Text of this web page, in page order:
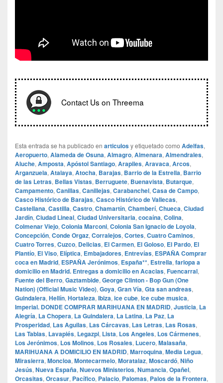
Contact Us on Threema
Esta entrada se ha publicado en articulosy etiquetado como Adelfas,
Aeropuerto, Alameda de Osuna, Almagro, Almenara, Almendrales,
Aluche, Amposta, Apóstol Santiago, Arapiles, Aravaca, Arcos,
Arganzuela, Atalaya, Atocha, Barajas, Barrio de la Estrella, Barrio
de las Letras, Bellas Vistas, Berruguete, Buenavista, Butarque,
Campamento, Canillas, Canillejas, Carabanchel, Casa de Campo,
Casco Histórico de Barajas, Casco Histórico de Vallecas,
Castellana, Castilla, Castro, Chamartín, Chamberí, Chueca, Ciudad
Jardín, Ciudad Lineal, Ciudad Universitaria, cocaína, Colina,
Colmenar Viejo, Colonia Marconi, Colonia San Ignacio de Loyola,
Concepción, Conde Orgaz, Corralejos, Cortes, Cuatro Caminos,
Cuatro Torres, Cuzco, Delicias, El Carmen, El Goloso, El Pardo, El
Plantío, El Viso, Elíptica, Embajadores, Entrevías, ESPAÑA Comprar
coca en Madrid, ESPAÑA Jerónimos, España**, Estrella, farlopa a
domicilio en Madrid. Entregas a domicilio en Acacias, Fuencarral,
Fuente del Berro, Gaztambide, George Clinton - Bop Gun (One
Nation) (Official Music Video), Goya, Gran Vía, Gta san andreas,
Guindalera, Hellín, Hortaleza, Ibiza, ice cube, Ice cube musica,
Imperial. DONDE COMPRAR MARIHUANA EN MADRID, Justicia, La
Alegría, La Chopera, La Guindalera, La Latina, La Paz, La
Prosperidad, Las Aguilas, Las Cárcavas, Las Letras, Las Rosas,
Las Tablas, Lavapiés, Legazpi, Lista, Los Angeles, Los Cármenes,
Los Jerónimos, Los Molinos, Los Rosales, Lucero, Malasaña,
MARIHUANA A DOMICILIO EN MADRID, Marroquina, Media Legua,
Mirasierra, Moncloa, Montecarmelo, Moratalaz, Moscardó, Niño
Jesús, Nueva España, Nuevos Ministerios, Numancia, Opañel,
Orcasitas, Orcasur, Pacífico, Palacio, Palomas, Palos de la Frontera,